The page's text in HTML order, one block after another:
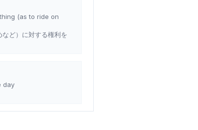
(as to ride on
ど）に対する権利を
day